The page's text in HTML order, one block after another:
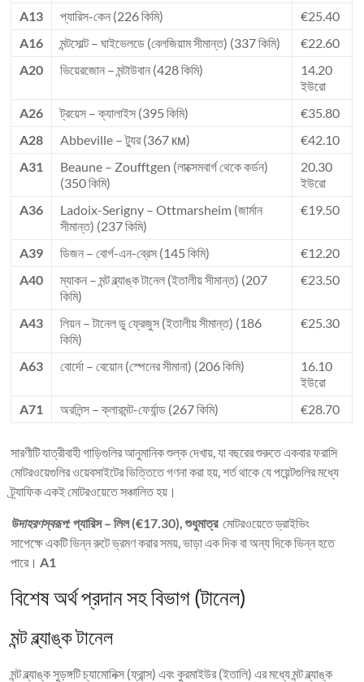
A13
প্যারিস-কেন (226 কিমি)
€25.40
A16
মন্টসোল্ট – ঘাইভেলডে (বেলজিয়াম সীমান্ত) (337 কিমি)
€22.60
A20
ভিয়েরজোন – মন্টাউবান (428 কিমি)
14.20
ইউরো
A26
ট্রয়েস – ক্যালাইস (395 কিমি)
€35.80
A28
Abbeville – ট্যুর (367 км)
€42.10
A31
Beaune – Zoufftgen (লাক্সেমবার্গ থেকে কর্ডন)
(350 কিমি)
20.30
ইউরো
A36
Ladoix-Serigny – Ottmarsheim (জার্মান
সীমান্ত) (237 কিমি)
€19.50
A39 ডিজন – বোর্গ-এন-ব্রেস (145 কিমি)
€12.20
A40
ম্যাকন – মন্ট ব্ল্যাঙ্ক টানেল (ইতালীয় সীমান্ত) (207
কিমি)
€23.50
A43
লিয়ন – টানেল ডু ফ্রেজুস (ইতালীয় সীমান্ত) (186
কিমি)
€25.30
A63 বোর্দো – বেয়োন (স্পেনের সীমানা) (206 কিমি)
16.10
ইউরো
A71
অরলিন্স – ক্লারমন্ট-ফের্যান্ড (267 কিমি) €28.70
সারণীটি যাত্রীবাহী গাড়িগুলির আনুমানিক শুল্ক দেখায়, যা বছরের শুরুতে একবার ফরাসি
মোটরওয়েগুলির ওয়েবসাইটের ভিত্তিতে গণনা করা হয়, শর্ত থাকে যে পয়েন্টগুলির মধ্যে
ট্র্যাফিক একই মোটরওয়েতে সঞ্চালিত হয়।
উদাহরণস্বরূপ:প্যারিস – লিল (€17.30), শুধুমাত্রমোটরওয়েতে ড্রাইভিং
সাপেক্ষে একটি ভিন্ন রুটে ভ্রমণ করার সময়, ভাড়া এক দিক বা অন্য দিকে ভিন্ন হতে
পারে।A1
বিশেষ অর্থ প্রদান সহ বিভাগ (টানেল)
মন্ট ব্ল্যাঙ্ক টানেল
মন্ট ব্ল্যাঙ্ক সুড়ঙ্গটি চ্যামোনিক্স (ফ্রান্স) এবং কুরমাইউর (ইতালি) এর মধ্যে মন্ট ব্ল্যাঙ্ক